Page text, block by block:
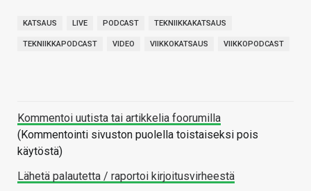
KATSAUS LIVE PODCAST TEKNIIKKAKATSAUS
TEKNIIKKAPODCAST VIDEO VIIKKOKATSAUS VIIKKOPODCAST
Kommentoi uutista tai artikkelia foorumilla
(Kommentointi sivuston puolella toistaiseksi pois
käytöstä)
Lähetä palautetta / raportoi kirjoitusvirheestä